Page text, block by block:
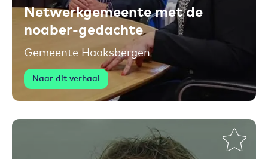
Netwerkgemeente met de
noaber-gedachte
Gemeente Haaksbergen
Naar dit verhaal